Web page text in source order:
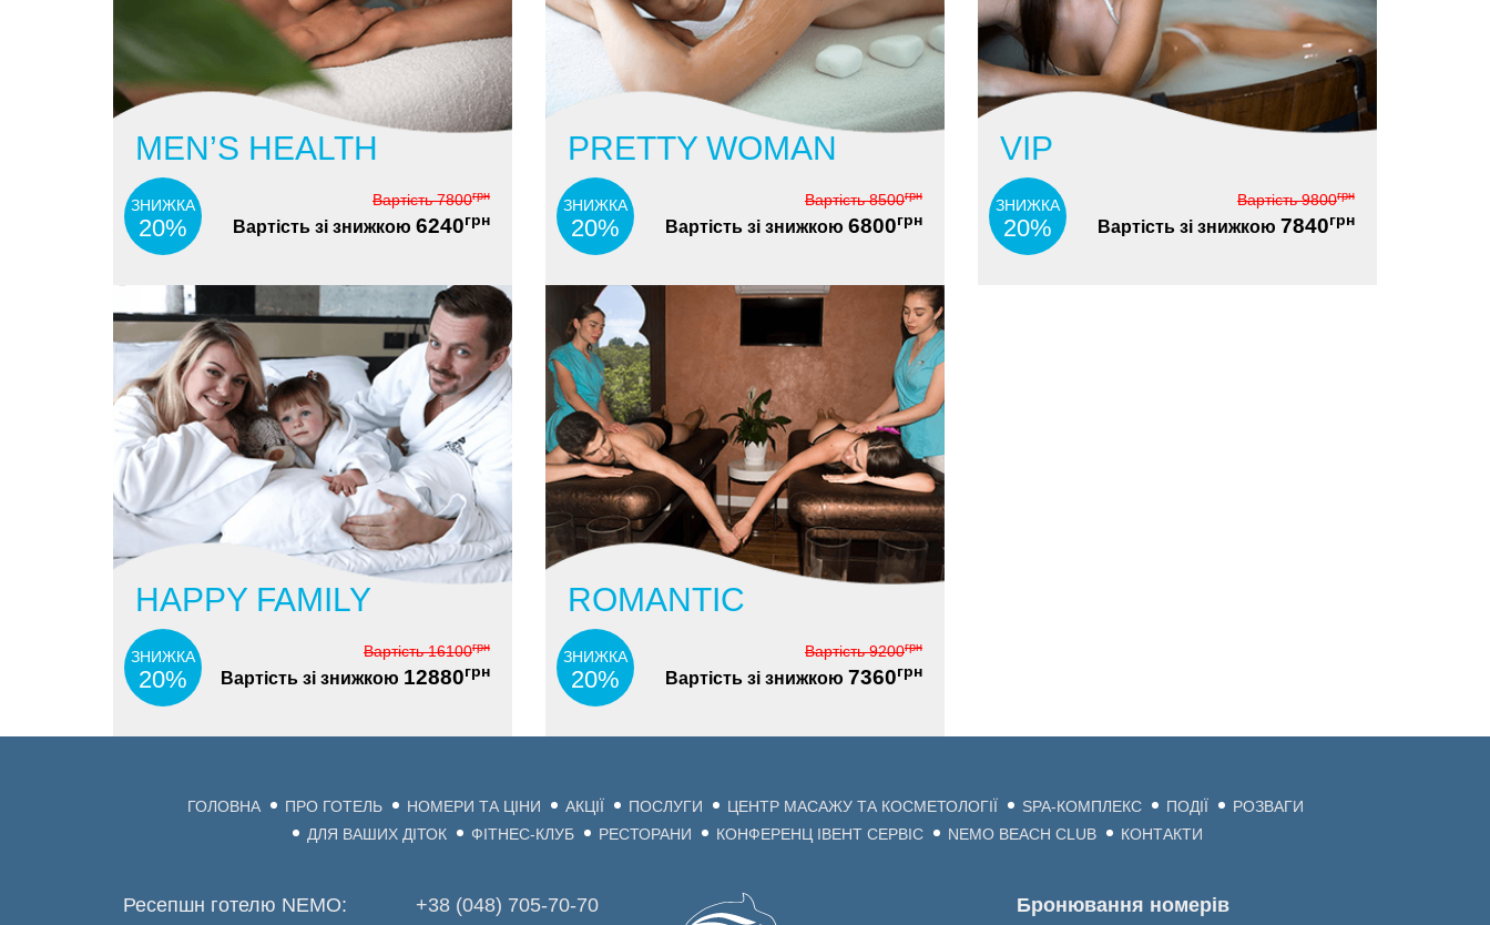
MEN’S HEALTH
ЗНИЖКА
20%
Вартість7800грн
Вартість зі знижкою 6240грн
PRETTY WOMAN
ЗНИЖКА
20%
Вартість8500грн
Вартість зі знижкою 6800грн
VIP
ЗНИЖКА
20%
Вартість9800грн
Вартість зі знижкою 7840грн
HAPPY FAMILY
ЗНИЖКА
20%
Вартість16100грн
Вартість зі знижкою 12880грн
ROMANTIC
ЗНИЖКА
20%
Вартість9200грн
Вартість зі знижкою 7360грн
ГОЛОВНА ПРО ГОТЕЛЬ НОМЕРИ ТА ЦІНИ АКЦІЇ ПОСЛУГИ ЦЕНТР МАСАЖУ ТА КОСМЕТОЛОГІЇ SPA-КОМПЛЕКС ПОДІЇ
РОЗВАГИ
ДЛЯ ВАШИХ ДІТОК
ФІТНЕС-КЛУБ РЕСТОРАНИ КОНФЕРЕНЦ ІВЕНТ СЕРВІС NEMO BEACH CLUB КОНТАКТИ
Бронювання номерів
Ресепшн готелю NEMO:
+38 (048) 705-70-70